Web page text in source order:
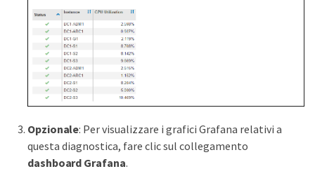
Opzionale: Per visualizzare i grafici Grafana relativi a
questa diagnostica, fare clic sul collegamento
dashboard Grafana.